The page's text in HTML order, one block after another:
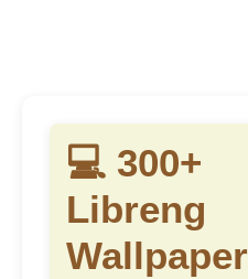
💻 300+
Libreng
Wallpaper